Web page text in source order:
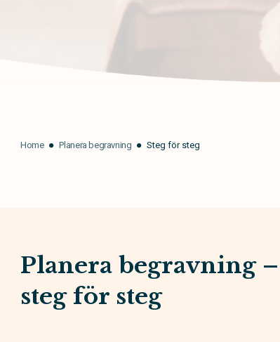
Home Planera begravning Steg för steg
Planera begravning –
steg för steg